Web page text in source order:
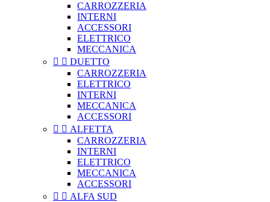
CARROZZERIA
INTERNI
ACCESSORI
ELETTRICO
MECCANICA
  DUETTO
CARROZZERIA
ELETTRICO
INTERNI
MECCANICA
ACCESSORI
  ALFETTA
CARROZZERIA
INTERNI
ELETTRICO
MECCANICA
ACCESSORI
  ALFA SUD